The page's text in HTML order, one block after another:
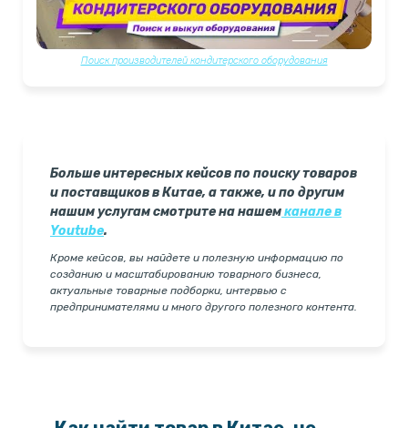
Поиск производителей кондитерского оборудования
Больше интересных кейсов по поиску товаров
и поставщиков в Китае, а также, и по другим
нашим услугам смотрите на нашемканале в
Youtube.
Кроме кейсов, вы найдете и полезную информацию по
созданию и масштабированию товарного бизнеса,
актуальные товарные подборки, интервью с
предпринимателями и много другого полезного контента.